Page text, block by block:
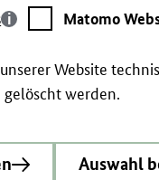
Matomo
Webstatistik
Matomo
Website
gelöscht werden.
Auswahl